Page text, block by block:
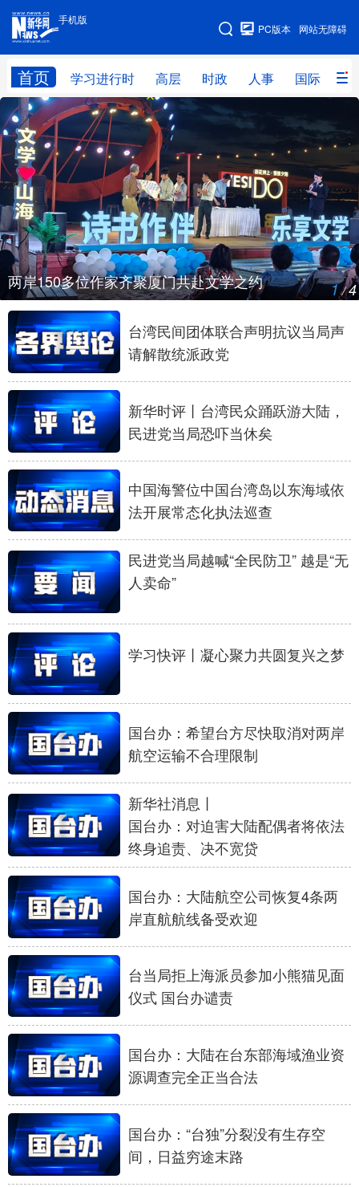
手机版
网站无障碍
PC版本
首页 学习进行时 高层 时政 人事 国际 财
手机版
网站地图
学习进行时 高层 时政 人事
国际 财经 网评 港澳
台湾 思客智库 全球连线 教育
科技 科创 量子 体育
文化 书画 健康 军事
访谈 视频 图片 政务
法律 中央文件 金融 汽车
食品 人居 信息化
学术中国 乡村振兴
城市 旅游 能源 会展
彩票 娱乐 时尚 悦读
公益 一带一路 亚太网 上市公司
文化产业
地方频道
北京 天津 河北 山西
辽宁 吉林 上海 江苏
浙江
山东 河南 湖北 湖南
广东 广西 海南
四川
陕西 甘肃 青海 宁夏
新疆 内蒙古 黑龙江
多语种频道
English Español
Русский язык 日本語
Deutsch Português
两岸150多位作家齐聚厦门共赴文学之约 1/4
台湾民间团体联合声明抗议当局声
请解散统派政党
新华时评丨台湾民众踊跃游大陆，
民进党当局恐吓当休矣
中国海警位中国台湾岛以东海域依
法开展常态化执法巡查
民进党当局越喊“全民防卫” 越是“无
人卖命”
学习快评丨凝心聚力共圆复兴之梦
国台办：希望台方尽快取消对两岸
航空运输不合理限制
新华社消息丨
国台办：对迫害大陆配偶者将依法
终身追责、决不宽贷
国台办：大陆航空公司恢复4条两
岸直航航线备受欢迎
台当局拒上海派员参加小熊猫见面
仪式 国台办谴责
国台办：大陆在台东部海域渔业资
源调查完全正当合法
国台办：“台独”分裂没有生存空
间，日益穷途末路